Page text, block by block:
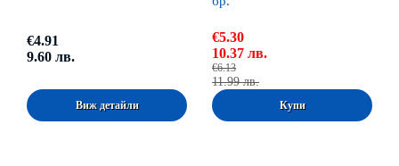
€4.91
9.60 лв.
Виж детайли
€5.30
10.37 лв.
€6.13
11.99 лв.